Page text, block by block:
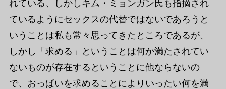
れている、しかしキム・ミョンガン氏も指摘され
ているようにセックスの代替ではないであろうと
いうことは私も常々思ってきたところであるが、
しかし「求める」ということは何か満たされてい
ないものが存在するということに他ならないの
で、おっぱいを求めることによりいったい何を満